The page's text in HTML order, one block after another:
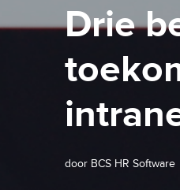
Drie
door BCS HR Software